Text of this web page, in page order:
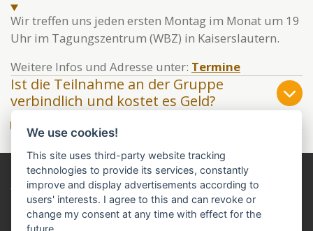
Wir treffen uns jeden ersten Montag im Monat um 19
Uhr im Tagungszentrum (WBZ) in Kaiserslautern.
Weitere Infos und Adresse unter: Termine
Ist die Teilnahme an der Gruppe
verbindlich und kostet es Geld?
HINWEIS:
Die Inhalte dieser Website dienen dem allgemeinen
Erfahrungsaustausch und ersetzenkeine ärztliche Beratung
oder Behandlung
We use cookies!
This site uses third-party website tracking
technologies to provide its services, constantly
improve and display advertisements according to
users' interests. I agree to this and can revoke or
change my consent at any time with effect for the